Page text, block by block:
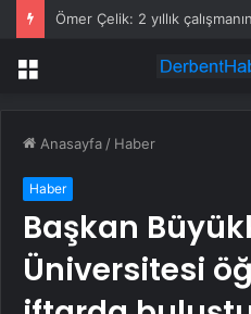
Ömer Çelik: 2 yıllık
Menü
Anasayfa / Haber
Haber
Başkan
Üniversitesi